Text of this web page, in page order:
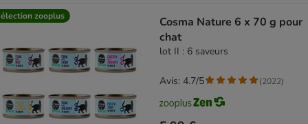
zooplus
Cosma Nature 6 x 70 g pour
chat
lot II : 6 saveurs
Avis: 4.7/5 (2022)